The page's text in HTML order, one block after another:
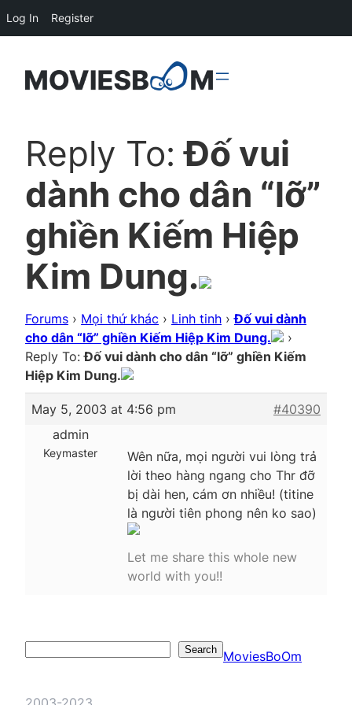
Reply To:Đố vui
dành cho dân “lỡ”
ghiền Kiếm Hiệp
Kim Dung.
Forums › Mọi thứ khác › Linh tinh › Đố vui dành
cho dân “lỡ” ghiền Kiếm Hiệp Kim Dung.
›
Reply To:Đố vui dành cho dân “lỡ” ghiền Kiếm
Hiệp Kim Dung.
May 5, 2003 at 4:56 pm
#40390
admin
Keymaster
Wên nữa, mọi người vui lòng trả
lời theo hàng ngang cho Thr đỡ
bị dài hen, cám ơn nhiều! (titine
là người tiên phong nên ko sao)
Let me share this whole new
world with you!!
Search MoviesBoOm
Log In Register